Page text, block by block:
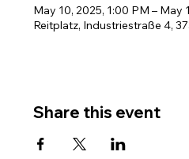
May 10, 2025, 1:00 PM – May
Reitplatz, Industriestraße 4,
Share this event